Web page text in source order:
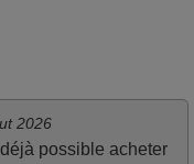
deja traitée et
remercie d’avance
Encore merci
2026
déjà possible acheter